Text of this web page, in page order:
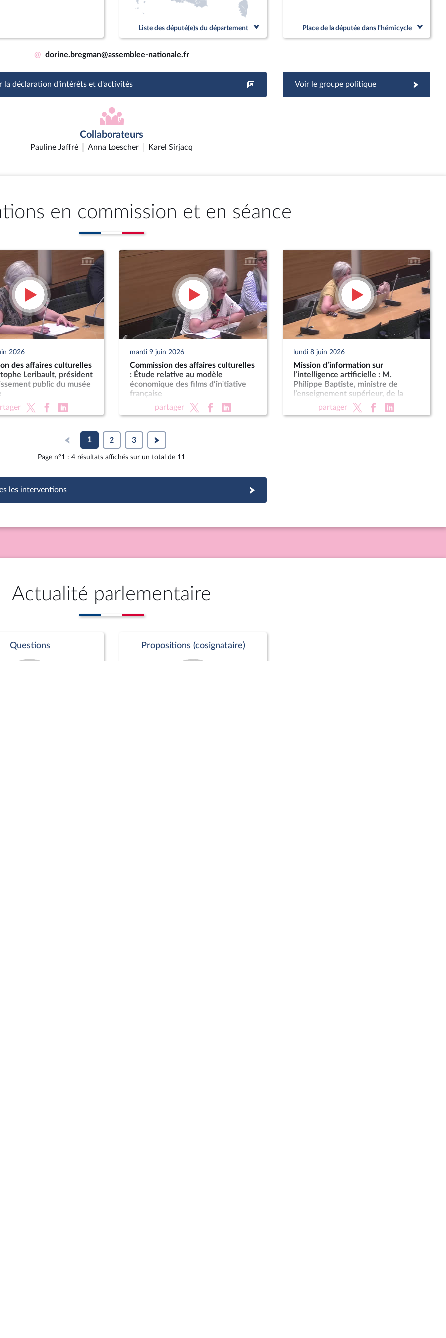
Liste des député(e)s du département Place de la députée dans l'hémicycle
@ dorine.bregman@assemblee-nationale.fr
la déclaration d'intérêts et d'activités Voir le groupe politique
Collaborateurs
Pauline Jaffré Anna Loescher Karel Sirjacq
en commission et en séance
2026
des affaires culturelles
Leribault, président
public du musée
mardi 9 juin 2026
Commission des affaires culturelles
: Étude relative au modèle
économique des films d’initiative
française
partager
lundi 8 juin 2026
Mission d’information sur
l’intelligence artificielle : M.
Philippe Baptiste, ministre de
l’enseignement supérieur, de la
recherche et de l’espace
partager
1 2 3
Page n°1 : 4 résultats affichés sur un total de 11
les interventions
Actualité parlementaire
Questions Propositions (cosignataire)